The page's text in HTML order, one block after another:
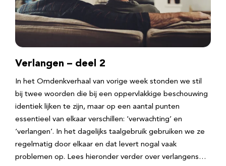
Verlangen – deel 2
In het Omdenkverhaal van vorige week stonden we stil
bij twee woorden die bij een oppervlakkige beschouwing
identiek lijken te zijn, maar op een aantal punten
essentieel van elkaar verschillen: ‘verwachting’ en
‘verlangen’. In het dagelijks taalgebruik gebruiken we ze
regelmatig door elkaar en dat levert nogal vaak
problemen op. Lees hieronder verder over verlangens…